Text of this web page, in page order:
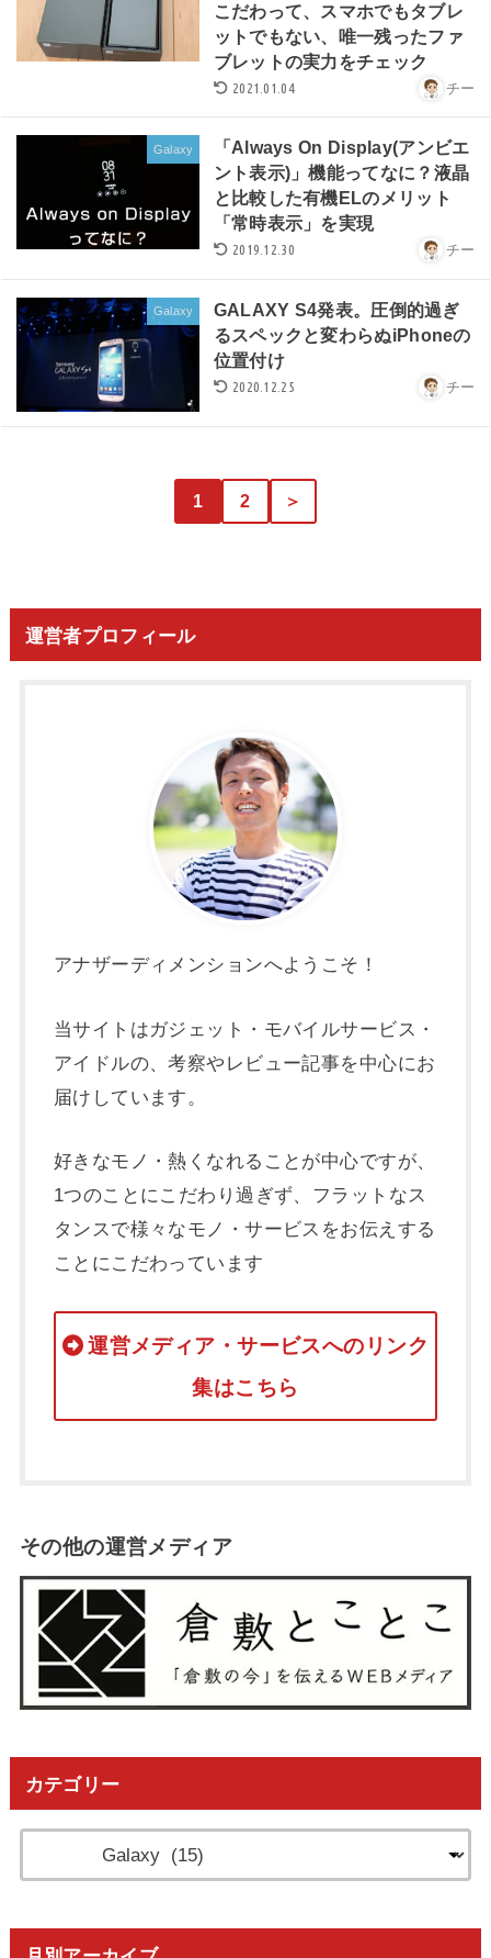
こだわって、スマホでもタブレ
ットでもない、唯一残ったファ
ブレットの実力をチェック
2021.01.04 チー
Galaxy
「Always On Display(アンビエ
ント表示)」機能ってなに？液晶
と比較した有機ELのメリット
「常時表示」を実現
2019.12.30 チー
Galaxy
GALAXY S4発表。圧倒的過ぎ
るスペックと変わらぬiPhoneの
位置付け
2020.12.25 チー
1 2 ＞
運営者プロフィール
アナザーディメンションへようこそ！
当サイトはガジェット・モバイルサービス・
アイドルの、考察やレビュー記事を中心にお
届けしています。
好きなモノ・熱くなれることが中心ですが、
1つのことにこだわり過ぎず、フラットなス
タンスで様々なモノ・サービスをお伝えする
ことにこだわっています
運営メディア・サービスへのリンク
集はこちら
その他の運営メディア
カテゴリー